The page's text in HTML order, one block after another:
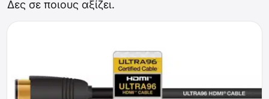
Δες σε ποιους αξίζει.